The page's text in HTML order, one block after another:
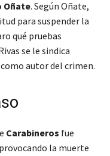
Oñate. Según Oñate,
para suspender la
qué pruebas
se le sindica
autor del crimen.
Carabineros fue
la muerte